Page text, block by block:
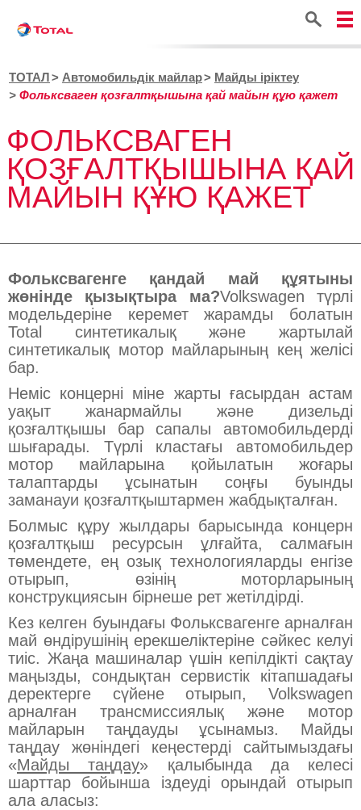
Іздестіру
ТОТАЛ Автомобильдік майлар
Майды іріктеу
Фольксваген қозғалтқышына қай майын құю қажет
ФОЛЬКСВАГЕН
ҚОЗҒАЛТҚЫШЫНА ҚАЙ
МАЙЫН ҚҰЮ ҚАЖЕТ
Фольксвагенге қандай май құятыны
жөнінде қызықтыра ма?Volkswagen түрлі
модельдеріне керемет жарамды болатын
Total синтетикалық және жартылай
синтетикалық мотор майларының кең желісі
бар.
Неміс концерні міне жарты ғасырдан астам
уақыт жанармайлы және дизельді
қозғалтқышы бар сапалы автомобильдерді
шығарады. Түрлі кластағы автомобильдер
мотор майларына қойылатын жоғары
талаптарды ұсынатын соңғы буынды
заманауи қозғалтқыштармен жабдықталған.
Болмыс құру жылдары барысында концерн
қозғалтқыш ресурсын ұлғайта, салмағын
төмендете, ең озық технологияларды енгізе
отырып, өзінің моторларының
конструкциясын бірнеше рет жетілдірді.
Кез келген буындағы Фольксвагенге арналған
май өндірушінің ерекшеліктеріне сәйкес келуі
тиіс. Жаңа машиналар үшін кепілдікті сақтау
маңызды, сондықтан сервистік кітапшадағы
деректерге сүйене отырып, Volkswagen
арналған трансмиссиялық және мотор
майларын таңдауды ұсынамыз. Майды
таңдау жөніндегі кеңестерді сайтымыздағы
«Майды таңдау» қалыбында да келесі
шарттар бойынша іздеуді орындай отырып
ала аласыз: